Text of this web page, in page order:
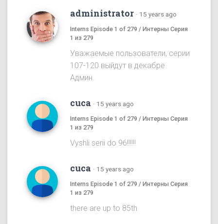
administrator · 15 years ago
Interns Episode 1 of 279 / Интерны Серия
1 из 279
Уважаемые пользователи, серии
107-120 выйдут в декабре.
Админ.
cuca · 15 years ago
Interns Episode 1 of 279 / Интерны Серия
1 из 279
Vyshli serii do 96!!!!!!
cuca · 15 years ago
Interns Episode 1 of 279 / Интерны Серия
1 из 279
there are up to 85th